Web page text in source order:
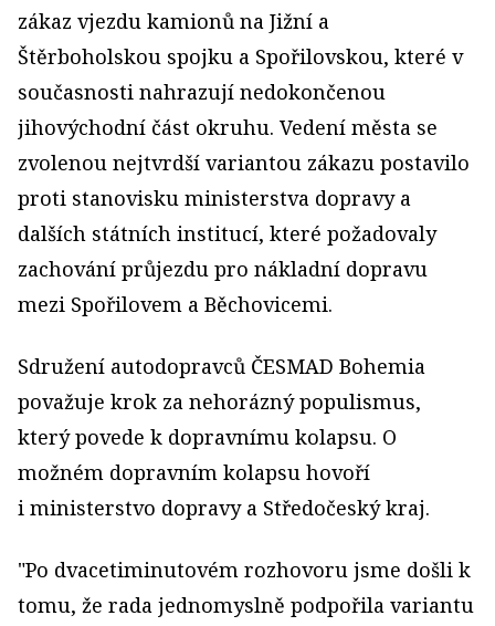
zákaz vjezdu kamionů na Jižní a
Štěrboholskou spojku a Spořilovskou, které v
současnosti nahrazují nedokončenou
jihovýchodní část okruhu. Vedení města se
zvolenou nejtvrdší variantou zákazu postavilo
proti stanovisku ministerstva dopravy a
dalších státních institucí, které požadovaly
zachování průjezdu pro nákladní dopravu
mezi Spořilovem a Běchovicemi.
Sdružení autodopravců ČESMAD Bohemia
považuje krok za nehorázný populismus,
který povede k dopravnímu kolapsu. O
možném dopravním kolapsu hovoří
i ministerstvo dopravy a Středočeský kraj.
"Po dvacetiminutovém rozhovoru jsme došli k
tomu, že rada jednomyslně podpořila variantu